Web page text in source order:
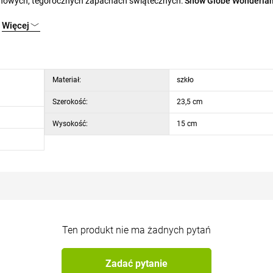
domowymi ciasteczkami miętowymi. Każda świeca pachnie do
Więcej
Materiał: szkło
Szerokość: 23,5 cm
Wysokość: 15 cm
Ten produkt nie ma żadnych pytań
Zadać pytanie